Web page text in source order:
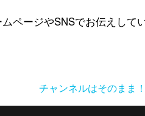
ページやSNSでお伝えしてい
チャンネルはそのまま